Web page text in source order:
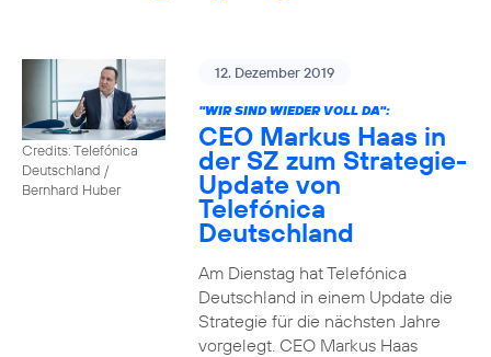
Credits: Telefónica
Deutschland /
Bernhard Huber
12. Dezember 2019
"WIR SIND WIEDER VOLL DA":
CEO Markus Haas in
der SZ zum Strategie-
Update von
Telefónica
Deutschland
Am Dienstag hat Telefónica
Deutschland in einem Update die
Strategie für die nächsten Jahre
vorgelegt. CEO Markus Haas